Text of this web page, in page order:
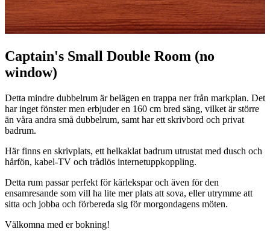
Captain's Small Double Room (no
window)
Detta mindre dubbelrum är belägen en trappa ner från markplan. Det
har inget fönster men erbjuder en 160 cm bred säng, vilket är större
än våra andra små dubbelrum, samt har ett skrivbord och privat
badrum.
Här finns en skrivplats, ett helkaklat badrum utrustat med dusch och
hårfön, kabel-TV och trådlös internetuppkoppling.
Detta rum passar perfekt för kärlekspar och även för den
ensamresande som vill ha lite mer plats att sova, eller utrymme att
sitta och jobba och förbereda sig för morgondagens möten.
Välkomna med er bokning!